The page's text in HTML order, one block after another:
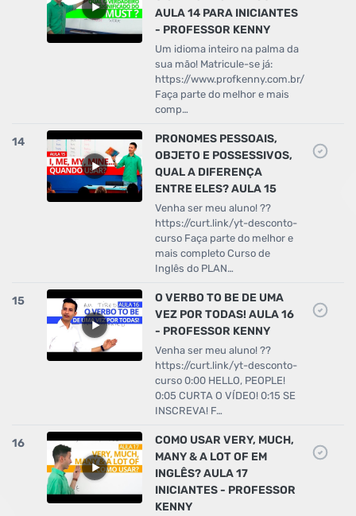
AULA 14 PARA INICIANTES
- PROFESSOR KENNY
Um idioma inteiro na palma da
sua mão! Matricule-se já:
https://www.profkenny.com.br/
Faça parte do melhor e mais
comp…
14
PRONOMES PESSOAIS,
OBJETO E POSSESSIVOS,
QUAL A DIFERENÇA
ENTRE ELES? AULA 15
Venha ser meu aluno! ??
https://curt.link/yt-desconto-
curso Faça parte do melhor e
mais completo Curso de
Inglês do PLAN…
15
O VERBO TO BE DE UMA
VEZ POR TODAS! AULA 16
- PROFESSOR KENNY
Venha ser meu aluno! ??
https://curt.link/yt-desconto-
curso 0:00 HELLO, PEOPLE!
0:05 CURTA O VÍDEO! 0:15 SE
INSCREVA! F…
16
COMO USAR VERY, MUCH,
MANY & A LOT OF EM
INGLÊS? AULA 17
INICIANTES - PROFESSOR
KENNY